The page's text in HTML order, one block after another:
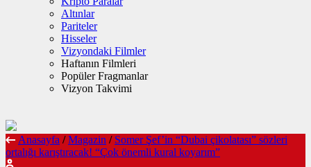
Altınlar
Pariteler
Hisseler
Vizyondaki Filmler
Haftanın Filmleri
Popüler Fragmanlar
Vizyon Takvimi
Anasayfa / Magazin / Somer Şef’in “Dubai çikolatası” sözleri
ortalığı karıştıracak! “Çok önemli kural koyarım”